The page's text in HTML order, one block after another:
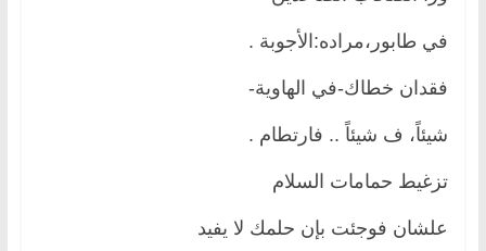
في طابور،مراده:الأجوبة .
فقدان خطاك-في الهاوية-
شيئاً، ف شيئاً .. فارتطام .
تزغيط حمامات السلام
علشان فوجئت بإن حلمك لا يفيد